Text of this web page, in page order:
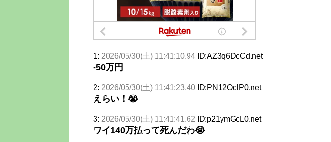
1: 2026/05/30(土) 11:41:10.94 ID:AZ3q6DcCd.net
-50万円
2: 2026/05/30(土) 11:41:23.40 ID:PN12OdlP0.net
えらい！😭
3: 2026/05/30(土) 11:41:41.62 ID:p21ymGcL0.net
ワイ140万払って死んだわ😭